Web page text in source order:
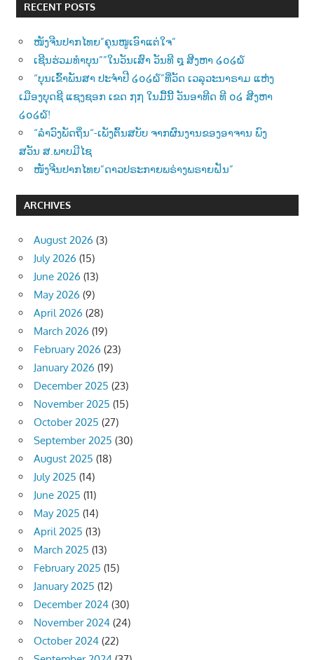
RECENT POSTS
ໜັງຈີນປາກໄທຍ”ຄຸນໜູເອົາແຕ່ໃຈ”
ເຊີນຮ່ວມທຳບຸນ””ໃນວັນເສົາ ວັນທີ ໘ ສີງຫາ ໒໐໒໖
“ບຸນເຂົ້າພັນສາ ປະຈຳປີ ໒໐໒໖”ທີ່ວັດ ເວລຸວະນາຣາມ ແຫ່ງ
ເມືອງບຸດຊີ ແຊງຊອກ ເຂດ ໗໗ ໃນມື້ນີ້ ວັນອາທີດ ທີ ໐໒ ສີງຫາ
໒໐໒໖!
“ລຳວົງພັດຖິ່ນ“-ເພັງຕົ້ນສບັບ ຈາກຜົນງານຂອງອາຈານ ພົງ
ສວັນ ສ.ພາບມີໄຊ
ໜັງຈີນປາກໄທຍ”ດາວປຣະກາຍພຣ່າງພຣາຍຝັນ”
ARCHIVES
August 2026 (3)
July 2026 (15)
June 2026 (13)
May 2026 (9)
April 2026 (28)
March 2026 (19)
February 2026 (23)
January 2026 (19)
December 2025 (23)
November 2025 (15)
October 2025 (27)
September 2025 (30)
August 2025 (18)
July 2025 (14)
June 2025 (11)
May 2025 (14)
April 2025 (13)
March 2025 (13)
February 2025 (15)
January 2025 (12)
December 2024 (30)
November 2024 (24)
October 2024 (22)